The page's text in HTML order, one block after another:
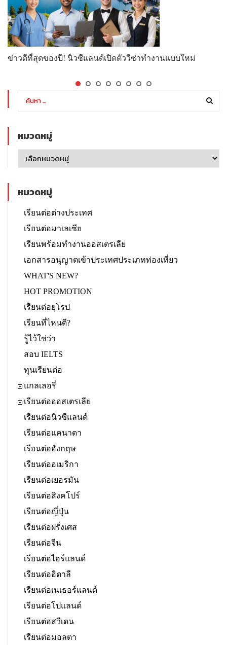
ข่าวดีที่สุดของปี! นิวซีแลนด์เปิดตัววีซ่าทำงานแบบใหม่
หมวดหมู่
หมวดหมู่
เรียนต่อต่างประเทศ
เรียนต่อมาเลเซีย
เรียนพร้อมทำงานออสเตรเลีย
เอกสารอนุญาตเข้าประเทศประเภทท่องเที่ยว
WHAT'S NEW?
HOT PROMOTION
เรียนต่อยุโรป
เรียนที่ไหนดี?
รู้ไว้ใช่ว่า
สอบ IELTS
ทุนเรียนต่อ
แกลเลอรี่
เรียนต่อออสเตรเลีย
เรียนต่อนิวซีแลนด์
เรียนต่อแคนาดา
เรียนต่ออังกฤษ
เรียนต่ออเมริกา
เรียนต่อเยอรมัน
เรียนต่อสิงคโปร์
เรียนต่อญี่ปุ่น
เรียนต่อฝรั่งเศส
เรียนต่อจีน
เรียนต่อไอร์แลนด์
เรียนต่ออิตาลี
เรียนต่อเนเธอร์แลนด์
เรียนต่อโปแลนด์
เรียนต่อสวีเดน
เรียนต่อมอลตา